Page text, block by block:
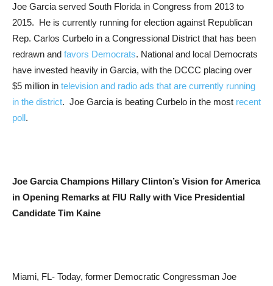
Joe Garcia served South Florida in Congress from 2013 to
2015. He is currently running for election against Republican
Rep. Carlos Curbelo in a Congressional District that has been
redrawn and favors Democrats. National and local Democrats
have invested heavily in Garcia, with the DCCC placing over
$5 million in television and radio ads that are currently running
in the district. Joe Garcia is beating Curbelo in the most recent
poll.
Joe Garcia Champions Hillary Clinton’s Vision for America
in Opening Remarks at FIU Rally with Vice Presidential
Candidate Tim Kaine
Miami, FL- Today, former Democratic Congressman Joe